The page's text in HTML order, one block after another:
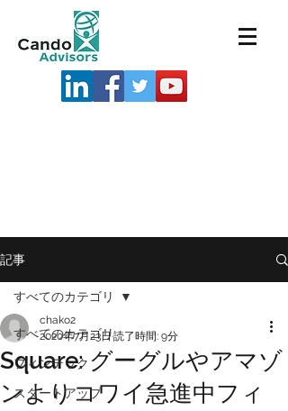
記事
すべてのカテゴリ
フィンテック
スタートアップ
すべてのカテゴリ
Square: グーグルやアマゾ
ンよりコワイ急進中フィ
chako2
2020年7月23日読了時間: 9分